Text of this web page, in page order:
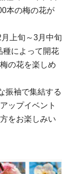
本の梅の花が
上旬～3月中旬
種によって開花
の花を楽しめ
振袖で集結する
ップイベント
をお楽しみい